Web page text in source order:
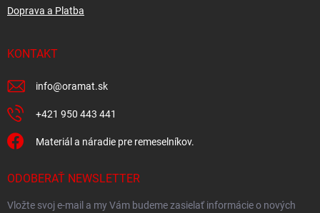
Doprava a Platba
KONTAKT
info@oramat.sk
+421 950 443 441
Materiál a náradie pre remeselníkov.
ODOBERAŤ NEWSLETTER
Vložte svoj e-mail a my Vám budeme zasielať informácie o nových